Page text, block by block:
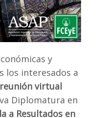
y
los interesados a
virtual
Diplomatura en
a Resultados en